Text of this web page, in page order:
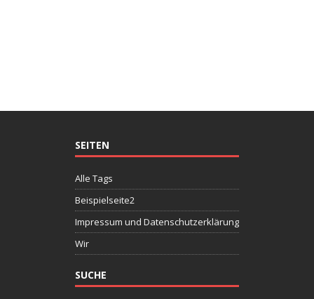
SEITEN
Alle Tags
Beispielseite2
Impressum und Datenschutzerklärung
Wir
SUCHE